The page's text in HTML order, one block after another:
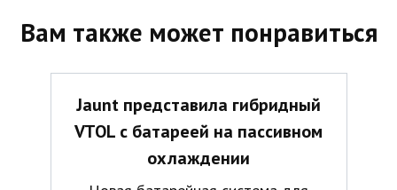
Вам также может понравиться
Jaunt представила гибридный
VTOL с батареей на пассивном
охлаждении